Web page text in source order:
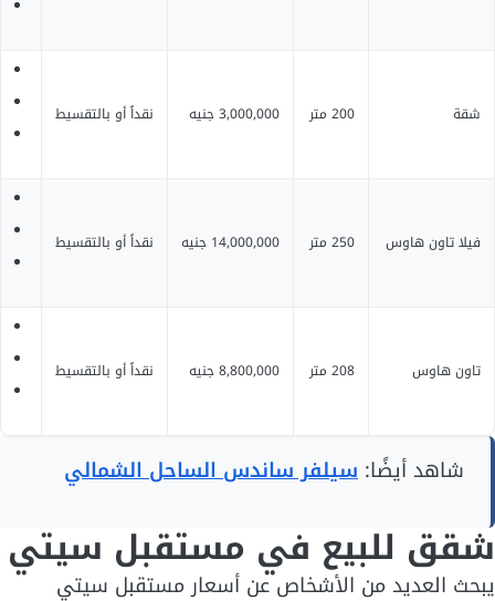
شقة 200 متر 3,000,000 جنيه نقداً أو بالتقسيط
فيلا تاون هاوس 250 متر 14,000,000 جنيه نقداً أو بالتقسيط
تاون هاوس 208 متر 8,800,000 جنيه نقداً أو بالتقسيط
شاهد أيضًا: سيلفر ساندس الساحل الشمالي
شقق للبيع في مستقبل سيتي
يبحث العديد من الأشخاص عن أسعار مستقبل سيتي